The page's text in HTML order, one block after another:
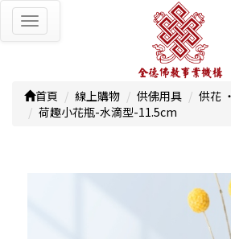
Toggle
navigation
首頁 線上購物 供佛用具
供花
荷趣小花瓶-水滴型-11.5cm